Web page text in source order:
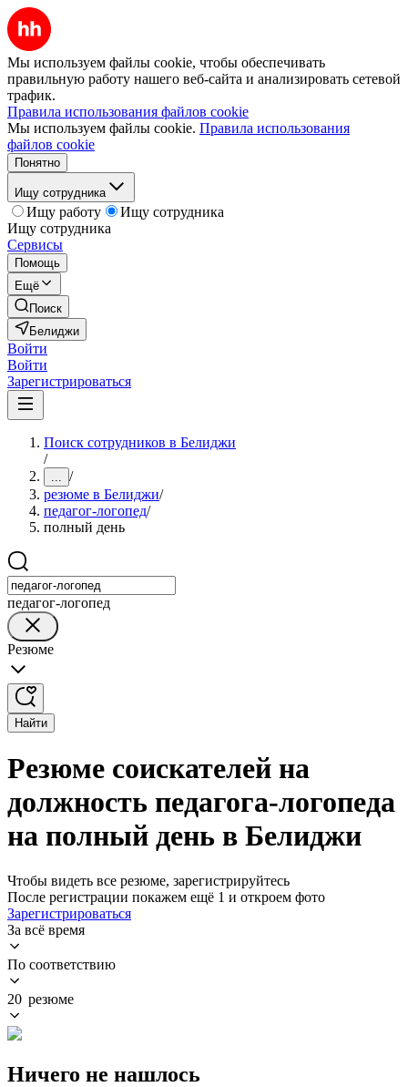
Мы используем файлы cookie, чтобы обеспечивать
правильную работу нашего веб-сайта и анализировать сетевой
трафик.
Правила использования файлов cookie
Мы используем файлы cookie. Правила использования
файлов cookie
Понятно
Ищу сотрудника
Ищу работу
Ищу сотрудника
Ищу сотрудника
Сервисы
Помощь
Ещё
Поиск
Белиджи
Войти
Войти
Зарегистрироваться
Поиск сотрудников в Белиджи
/
... /
резюме в Белиджи/
педагог-логопед/
полный день
педагог-логопед
Резюме
Найти
Резюме соискателей на
должность педагога-логопеда
на полный день в Белиджи
Чтобы видеть все резюме, зарегистрируйтесь
После регистрации покажем ещё 1 и откроем фото
Зарегистрироваться
За всё время
По соответствию
20 резюме
Ничего не нашлось